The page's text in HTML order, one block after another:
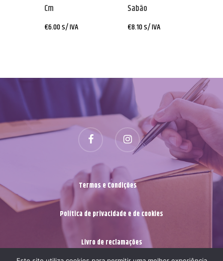
Cm
€6.00s/ IVA
Sabão
€8.10s/ IVA
Termos e Condições
Política de privacidade e de cookies
Livro de reclamações